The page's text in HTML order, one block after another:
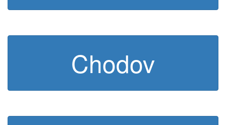
Chodov